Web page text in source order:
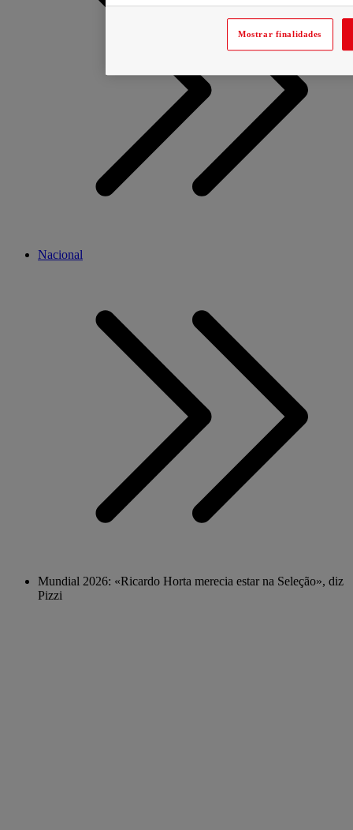
Nacional
Mundial 2026: «Ricardo Horta merecia estar na Seleção», diz
Pizzi
Mostrar finalidades